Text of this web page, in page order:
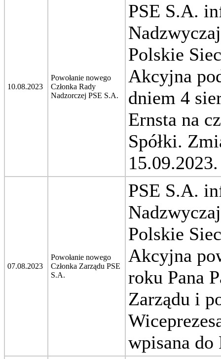
10.08.2023
Powołanie nowego
Członka Rady
Nadzorczej PSE S.A.
PSE S.A.
Polskie
Akcyjna
dniem 4
Ernsta na
Spółki.
15.09.2023.
07.08.2023
Powołanie nowego
Członka Zarządu PSE
S.A.
PSE S.A.
Polskie
Akcyjna
roku Pana
Zarządu i
wpisana do